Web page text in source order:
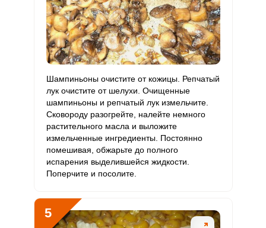
Рубидий 1103 мкг 200 мкг 27.5 137.9
Селен 87.2 мкг 55 мкг 7.9 39.6
Фтор 748.3 мкг 4000 мкг 0.9 4.7
Хром 93 мкг 50 мкг 9.3 46.5
Цинк 11.5 мг
Бор 3.3
Ванадий 198 мкг 20 мкг 49.4
Шампиньоны очистите от кожицы. Репчатый
лук очистите от шелухи. Очищенные
шампиньоны и репчатый лук измельчите.
Сковороду разогрейте, налейте немного
растительного масла и выложите
измельченные ингредиенты. Постоянно
помешивая, обжарьте до полного
испарения выделившейся жидкости.
Поперчите и посолите.
5